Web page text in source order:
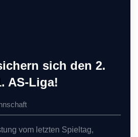
sich den 2.
AS-Liga!
vom letzten Spieltag,